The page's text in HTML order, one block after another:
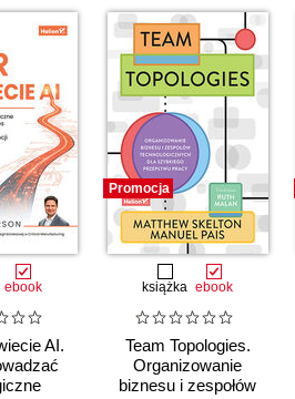
ebook
AI.
Promocja
książka ebook
Team Topologies.
Organizowanie
biznesu i zespołów